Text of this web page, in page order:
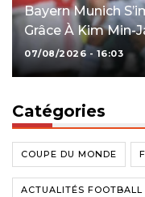
Bayern Munich
Grâce À Kim Min-
07/08/2026 - 16:03
Catégories
COUPE DU MONDE
ACTUALITÉS FOOTBALL